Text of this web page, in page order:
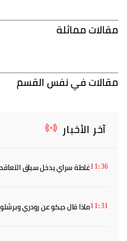
مقالات مماثلة
مقالات في نفس القسم
آخر الأخبار
11:36غلطة سراي يدخل سباق
11:31ماذا قال ديكو عن رودري وبرشلونة